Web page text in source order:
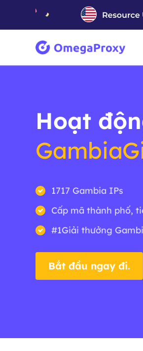
Hoạt
1717 Gambia IPs
Cấp mã thành phố,
#1Giải thưởng
Bắt đầu ngay đi.